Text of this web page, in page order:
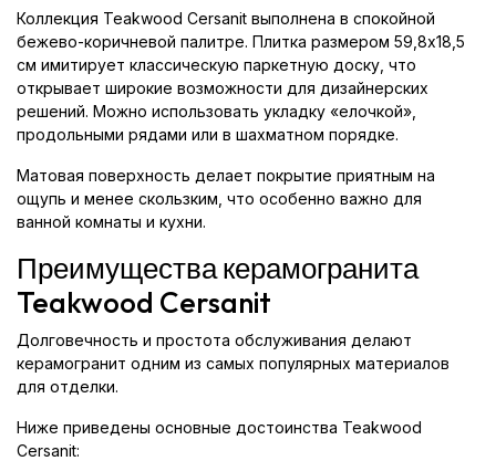
Коллекция Teakwood Cersanit выполнена в спокойной
бежево-коричневой палитре. Плитка размером 59,8x18,5
см имитирует классическую паркетную доску, что
открывает широкие возможности для дизайнерских
решений. Можно использовать укладку «елочкой»,
продольными рядами или в шахматном порядке.
Матовая поверхность делает покрытие приятным на
ощупь и менее скользким, что особенно важно для
ванной комнаты и кухни.
Преимущества керамогранита
Teakwood Cersanit
Долговечность и простота обслуживания делают
керамогранит одним из самых популярных материалов
для отделки.
Ниже приведены основные достоинства Teakwood
Cersanit: